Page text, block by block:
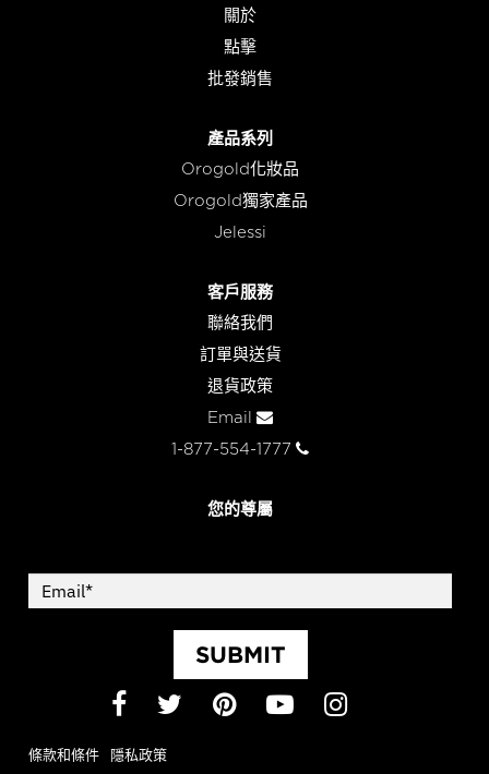
關於
點擊
批發銷售
產品系列
Orogold化妝品
Orogold獨家產品
Jelessi
客戶服務
聯絡我們
訂單與送貨
退貨政策
Email
1-877-554-1777
您的尊屬
SUBMIT
Facebook
TwitterPinterest
YouTubeInstagram
條款和條件 隱私政策